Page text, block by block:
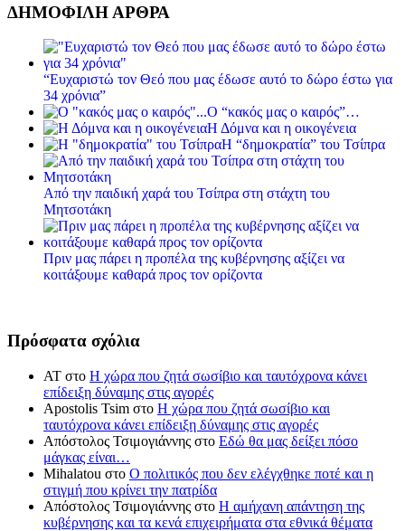
ΔΗΜΟΦΙΛΗ ΑΡΘΡΑ
“Ευχαριστώ τον Θεό που μας έδωσε αυτό το δώρο έστω για
34 χρόνια”
Ο “κακός μας ο καιρός”…
Η Δόμνα και η οικογένεια
Η “δημοκρατία” του Τσίπρα
Από την παιδική χαρά του Τσίπρα στη στάχτη του
Μητσοτάκη
Πριν μας πάρει η προπέλα της κυβέρνησης αξίζει να
κοιτάξουμε καθαρά προς τον ορίζοντα
Πρόσφατα σχόλια
ΑΤ στο Η χώρα που ζητά σωσίβιο και ταυτόχρονα κάνει
επίδειξη δύναμης στις αγορές
Apostolis Tsim στο Η χώρα που ζητά σωσίβιο και
ταυτόχρονα κάνει επίδειξη δύναμης στις αγορές
Απόστολος Τσιμογιάννης στο Εδώ θα μας δείξει πόσο
μάγκας είναι…
Mihalatou στο Ο πολιτικός που δεν ελέγχθηκε ποτέ και η
στιγμή που κρίνει την πατρίδα
Απόστολος Τσιμογιάννης στο Η αμήχανη απάντηση της
κυβέρνησης και τα κενά επιχειρήματα στα εθνικά θέματα